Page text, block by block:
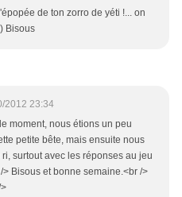
de ton zorro de yéti !... on
Bisous
2012 23:34
moment, nous étions un peu
petite bête, mais ensuite nous
surtout avec les réponses au jeu
> Bisous et bonne semaine.<br />